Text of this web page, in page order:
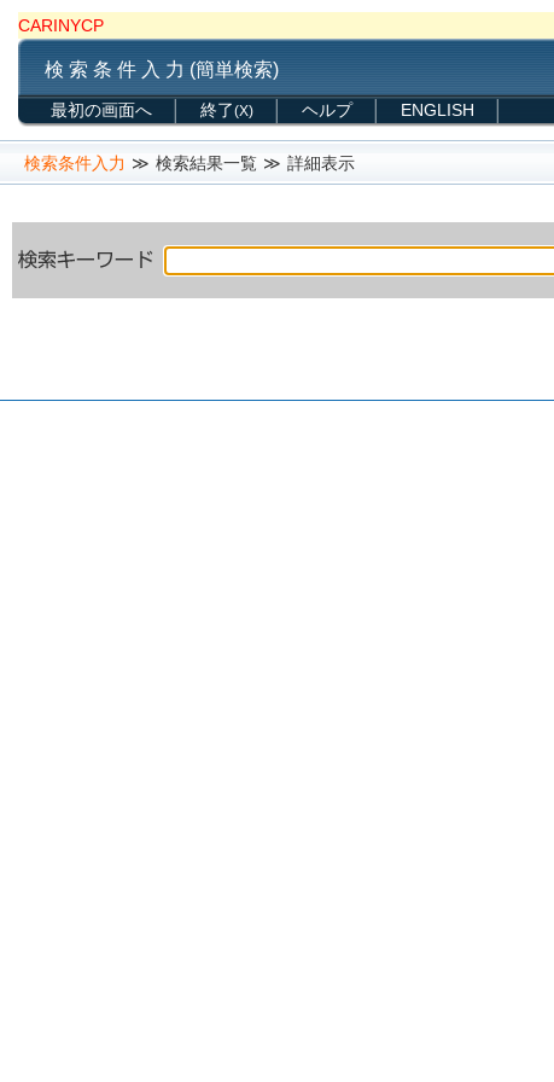
CARINYCP
検 索 条 件 入 力 (簡単検索)
最初の画面へ 終了(X) ヘルプ ENGLISH
検索条件入力 ≫ 検索結果一覧 ≫ 詳細表示